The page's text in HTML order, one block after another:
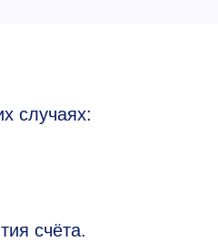
случаях:
счёта.